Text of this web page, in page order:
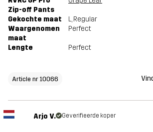
Zip-off Pants
Gekochte maat L, Regular
Waargenomen
maat
Perfect
Lengte Perfect
Article nr 10066
Arjo V. Geverifieerde koper